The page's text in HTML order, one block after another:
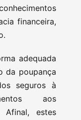
financeira,
adequada
da poupança
seguros à
aos
Afinal, estes